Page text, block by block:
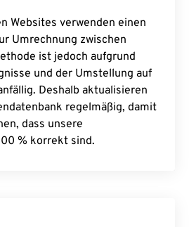
Websites verwenden einen
Umrechnung zwischen
ist jedoch aufgrund
und der Umstellung auf
Deshalb aktualisieren
regelmäßig, damit
dass unsere
% korrekt sind.